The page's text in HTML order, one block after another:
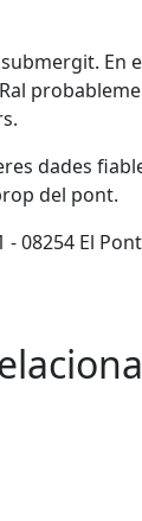
En
dades
del pont.
- 08254 El